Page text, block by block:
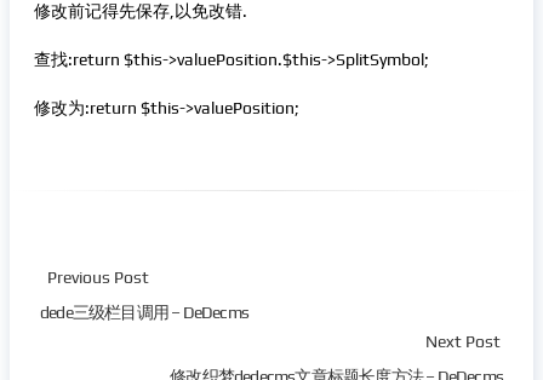
修改前记得先保存,以免改错.
查找:return $this->valuePosition.$this->SplitSymbol;
修改为:return $this->valuePosition;
Previous Post
dede三级栏目调用 – DeDecms
Next Post